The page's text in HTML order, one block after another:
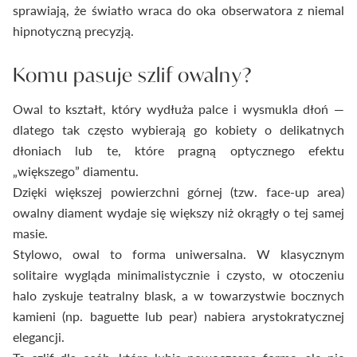
sprawiają, że światło wraca do oka obserwatora z niemal
hipnotyczną precyzją.
Komu pasuje szlif owalny?
Owal to kształt, który wydłuża palce i wysmukla dłoń —
dlatego tak często wybierają go kobiety o delikatnych
dłoniach lub te, które pragną optycznego efektu
„większego” diamentu.
Dzięki większej powierzchni górnej (tzw. face-up area)
owalny diament wydaje się większy niż okrągły o tej samej
masie.
Stylowo, owal to forma uniwersalna. W klasycznym
solitaire wygląda minimalistycznie i czysto, w otoczeniu
halo zyskuje teatralny blask, a w towarzystwie bocznych
kamieni (np. baguette lub pear) nabiera arystokratycznej
elegancji.